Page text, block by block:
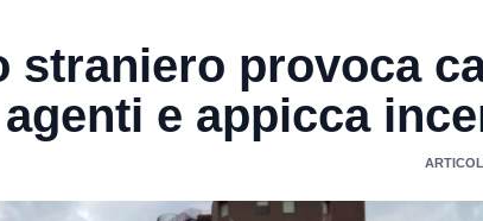
straniero provoca
e appicca